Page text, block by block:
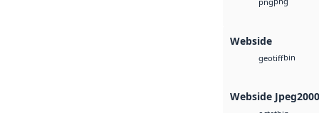
Webside
geotiffbin
Webside Jpeg2000